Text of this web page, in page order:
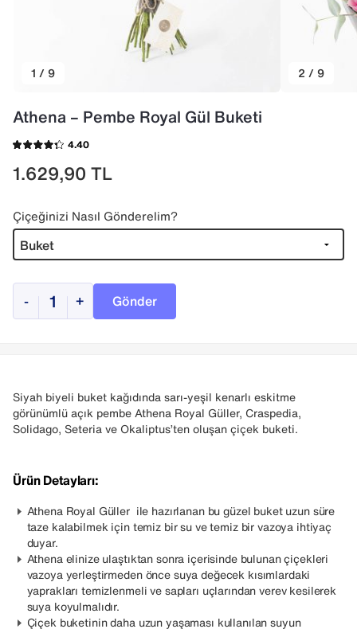
1 / 9 2 / 9
Athena – Pembe Royal Gül Buketi
4.40
1.629,90 TL
Çiçeğinizi Nasıl Gönderelim?
- + Gönder
Siyah biyeli buket kağıdında sarı-yeşil kenarlı eskitme
görünümlü açık pembe Athena Royal Güller, Craspedia,
Solidago, Seteria ve Okaliptus’ten oluşan çiçek buketi.
Ürün Detayları:
Athena Royal Güller ile hazırlanan bu güzel buket uzun süre
taze kalabilmek için temiz bir su ve temiz bir vazoya ihtiyaç
duyar.
Athena elinize ulaştıktan sonra içerisinde bulunan çiçekleri
vazoya yerleştirmeden önce suya değecek kısımlardaki
yaprakları temizlenmeli ve sapları uçlarından verev kesilerek
suya koyulmalıdır.
Çiçek buketinin daha uzun yaşaması kullanılan suyun